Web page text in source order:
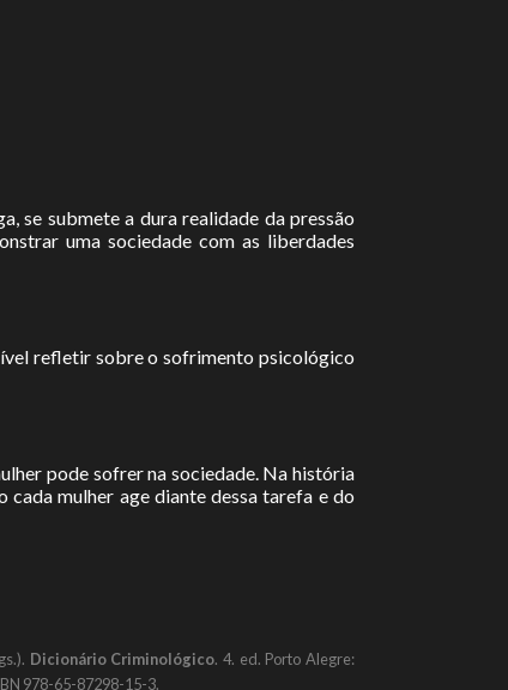
se submete a dura realidade da pressão
uma sociedade com as liberdades
refletir sobre o sofrimento psicológico
pode sofrer na sociedade. Na história
cada mulher age diante dessa tarefa e do
Dicionário Criminológico. 4. ed. Porto Alegre:
978-65-87298-15-3.